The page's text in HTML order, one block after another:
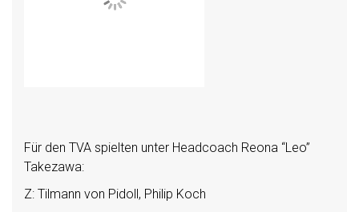
Für den TVA spielten unter Headcoach Reona “Leo”
Takezawa:
Z: Tilmann von Pidoll, Philip Koch